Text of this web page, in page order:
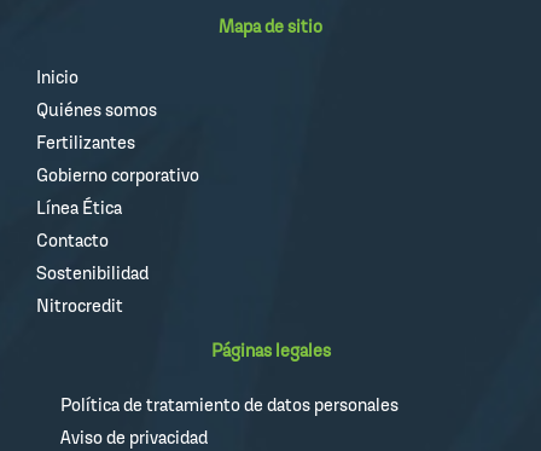
Mapa de sitio
Inicio
Quiénes somos
Fertilizantes
Gobierno corporativo
Línea Ética
Contacto
Sostenibilidad
Nitrocredit
Páginas legales
Política de tratamiento de datos personales
Aviso de privacidad